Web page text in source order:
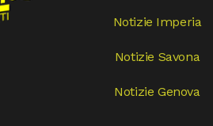
Notizie Imperia
Notizie Savona
Notizie Genova